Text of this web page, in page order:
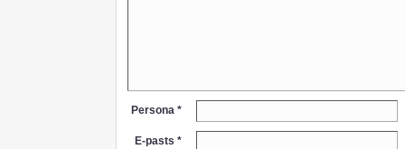
Persona *
E-pasts *